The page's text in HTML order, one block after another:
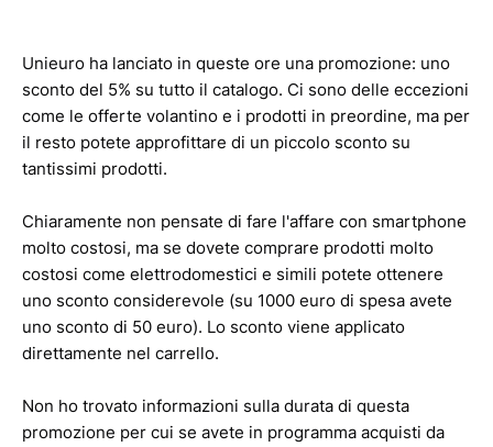
Unieuro ha lanciato in queste ore una promozione: uno
sconto del 5% su tutto il catalogo. Ci sono delle eccezioni
come le offerte volantino e i prodotti in preordine, ma per
il resto potete approfittare di un piccolo sconto su
tantissimi prodotti.
Chiaramente non pensate di fare l'affare con smartphone
molto costosi, ma se dovete comprare prodotti molto
costosi come elettrodomestici e simili potete ottenere
uno sconto considerevole (su 1000 euro di spesa avete
uno sconto di 50 euro). Lo sconto viene applicato
direttamente nel carrello.
Non ho trovato informazioni sulla durata di questa
promozione per cui se avete in programma acquisti da